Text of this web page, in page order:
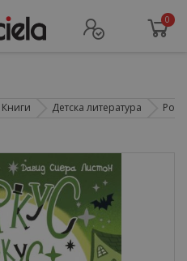
0
Книги Детска литература